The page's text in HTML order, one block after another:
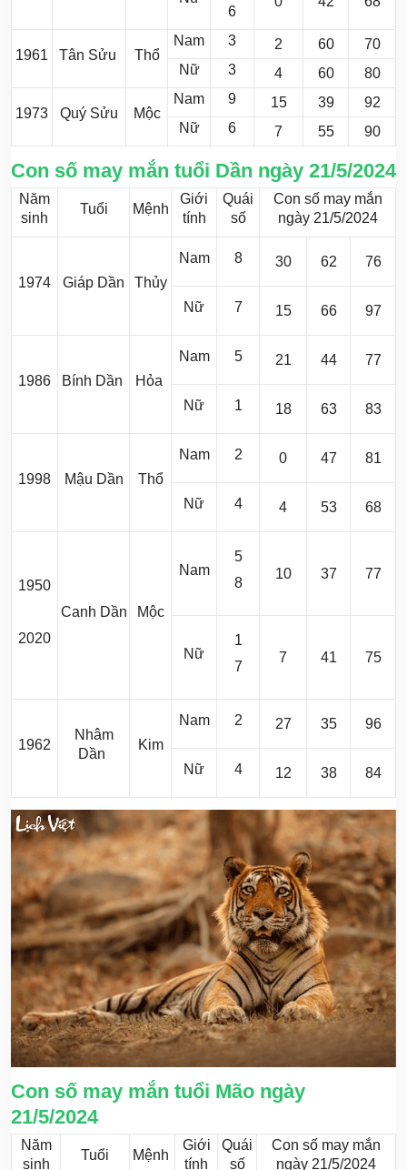
6
1961 Tân Sửu Thổ
Nam 3 2 60
70
Nữ
3 4 60 80
1973 Quý Sửu Mộc
Nam 9 15 39
92
Nữ
6 7 55 90
Con số may mắn tuổi Dần ngày 21/5/2024
Năm
sinh
Tuổi Mệnh
Giới
tính
Quái
số
Con số may mắn
ngày 21/5/2024
1974 Giáp Dần Thủy
Nam 8 30 62 76
Nữ 7 15 66 97
1986 Bính Dần Hỏa
Nam 5 21 44 77
Nữ 1 18 63 83
1998 Mậu Dần Thổ
Nam 2 0 47 81
Nữ 4 4 53 68
1950
2020
Canh Dần Mộc
Nam
5
8
10 37 77
Nữ
1
7
7 41 75
1962
Nhâm
Dần
Kim
Nam 2 27 35 96
Nữ 4 12 38 84
Con số may mắn tuổi Mão ngày
21/5/2024
Năm
sinh
Tuổi Mệnh
Giới
tính
Quái
số
Con số may mắn
ngày 21/5/2024